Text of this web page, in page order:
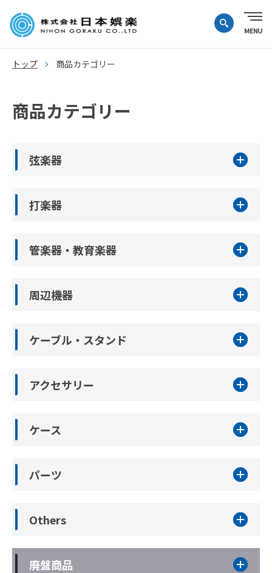
トップ 商品カテゴリー
商品カテゴリー
弦楽器
打楽器
管楽器・教育楽器
周辺機器
ケーブル・スタンド
アクセサリー
ケース
パーツ
Others
廃盤商品